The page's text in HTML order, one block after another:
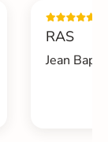
RAS
Jean